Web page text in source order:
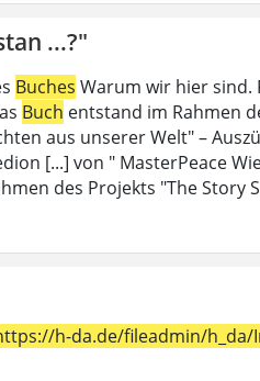
...?"
Buches Warum wir hier sind.
Buch entstand im Rahmen
aus unserer Welt" –
[...] von " MasterPeace
des Projekts "The Story
h-da.de/fileadmin/h_da/